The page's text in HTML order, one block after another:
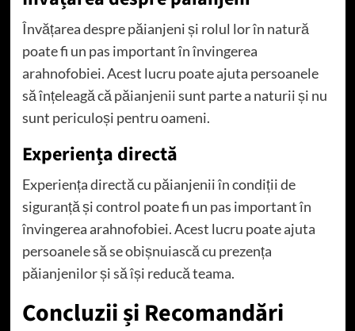
Învățarea despre păianjeni și rolul lor în natură
poate fi un pas important în învingerea
arahnofobiei. Acest lucru poate ajuta persoanele
să înțeleagă că păianjenii sunt parte a naturii și nu
sunt periculoși pentru oameni.
Experiența directă
Experiența directă cu păianjenii în condiții de
siguranță și control poate fi un pas important în
învingerea arahnofobiei. Acest lucru poate ajuta
persoanele să se obișnuiască cu prezența
păianjenilor și să își reducă teama.
Concluzii și Recomandări